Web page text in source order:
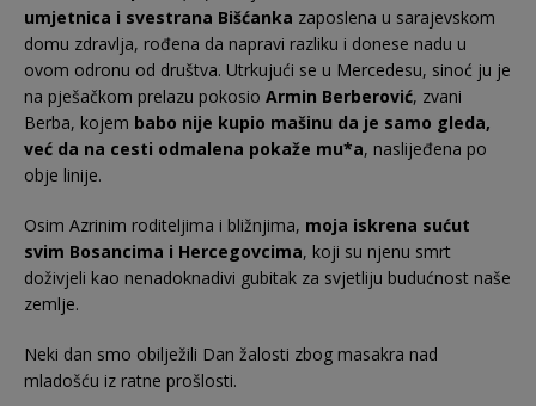
umjetnica i svestrana Bišćanka zaposlena u sarajevskom
domu zdravlja, rođena da napravi razliku i donese nadu u
ovom odronu od društva. Utrkujući se u Mercedesu, sinoć ju je
na pješačkom prelazu pokosio Armin Berberović, zvani
Berba, kojem babo nije kupio mašinu da je samo gleda,
već da na cesti odmalena pokaže mu*a, naslijeđena po
obje linije.
Osim Azrinim roditeljima i bližnjima, moja iskrena sućut
svim Bosancima i Hercegovcima, koji su njenu smrt
doživjeli kao nenadoknadivi gubitak za svjetliju budućnost naše
zemlje.
Neki dan smo obilježili Dan žalosti zbog masakra nad
mladošću iz ratne prošlosti.